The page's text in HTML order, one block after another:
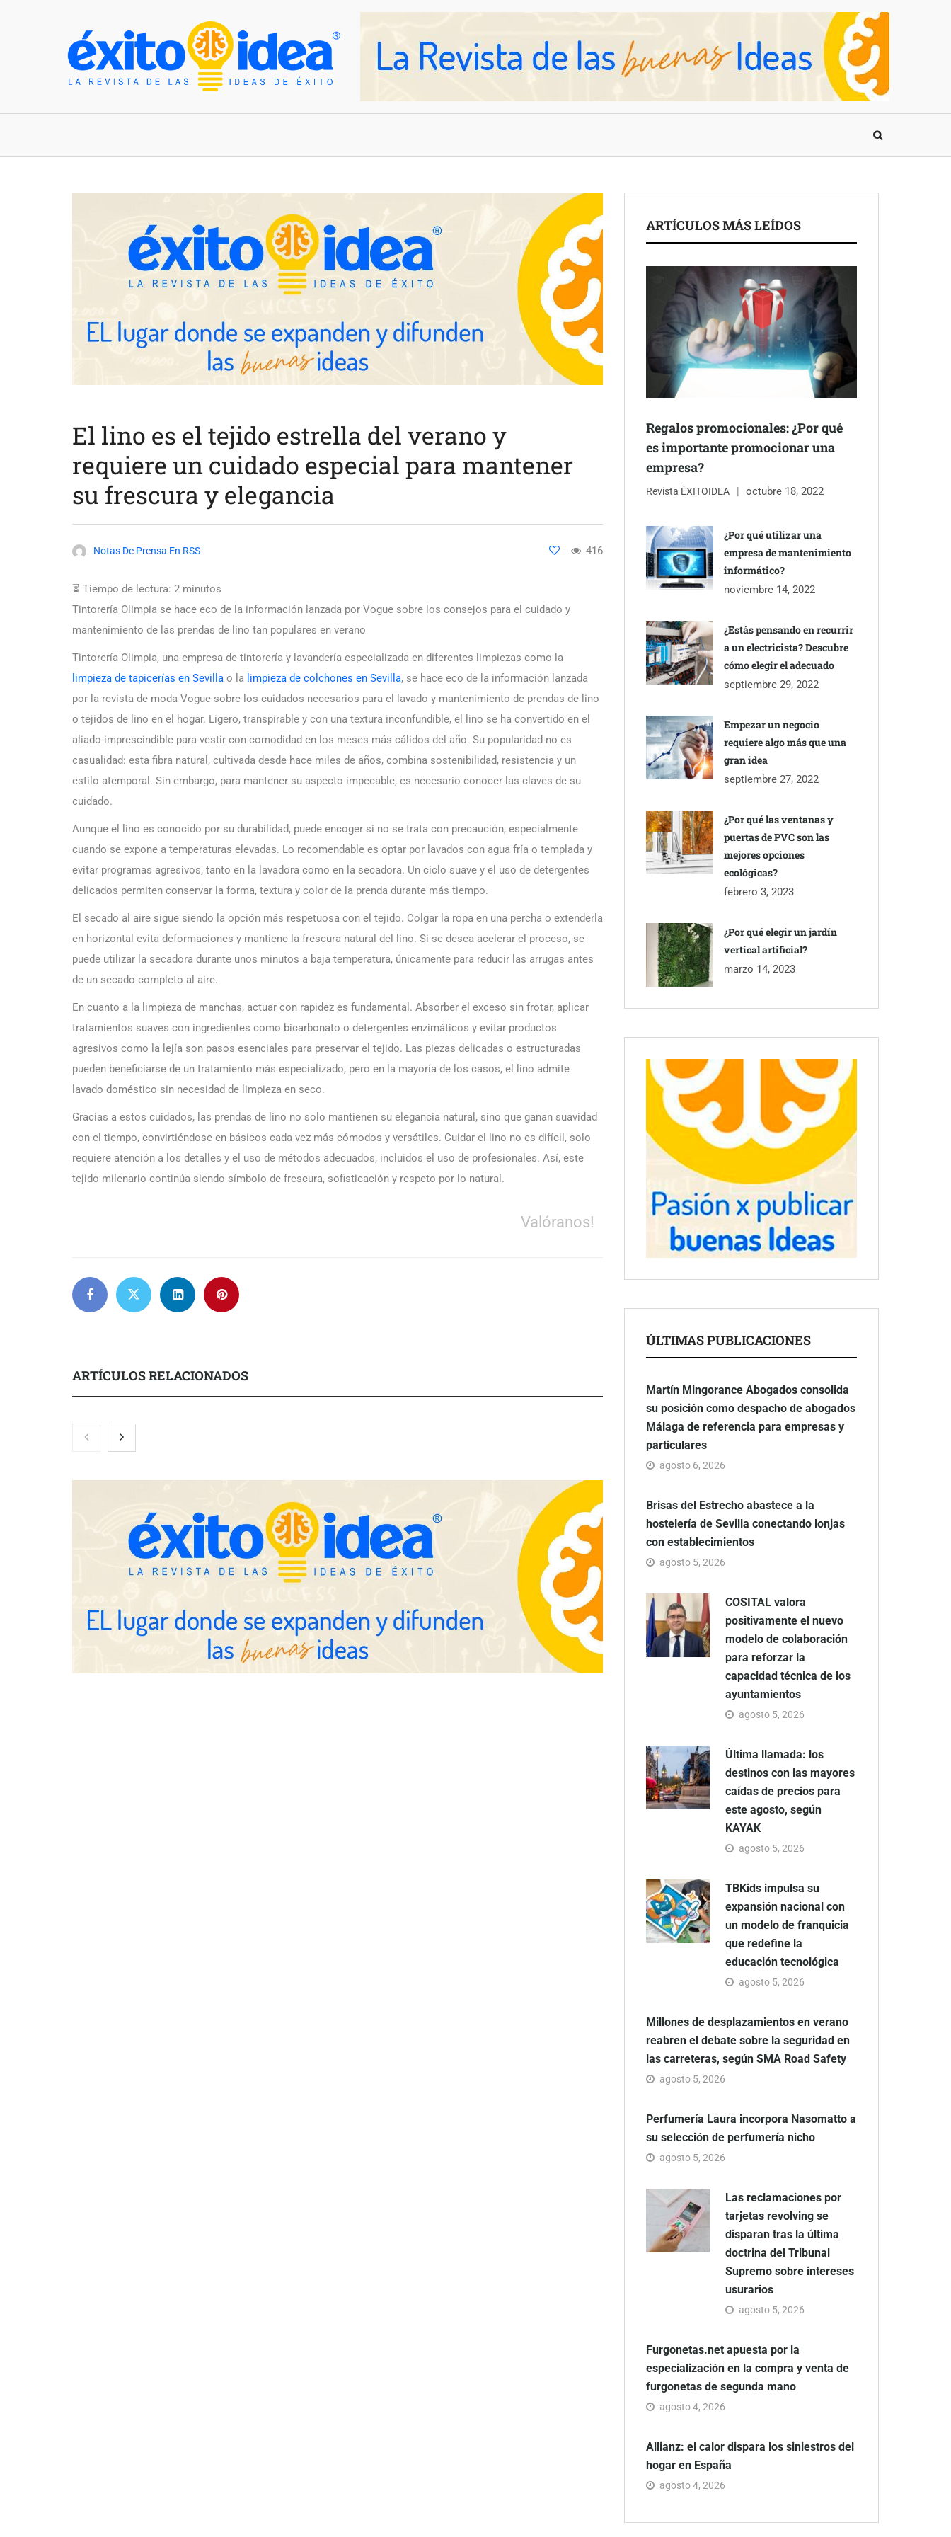
El lino es el tejido estrella del verano y
requiere un cuidado especial para mantener
su frescura y elegancia
Notas De Prensa En RSS 416
⏳ Tiempo de lectura: 2 minutos
Tintorería Olimpia se hace eco de la información lanzada por Vogue sobre los consejos para el cuidado y
mantenimiento de las prendas de lino tan populares en verano
Tintorería Olimpia, una empresa de tintorería y lavandería especializada en diferentes limpiezas como la
limpieza de tapicerías en Sevilla o la limpieza de colchones en Sevilla, se hace eco de la información lanzada
por la revista de moda Vogue sobre los cuidados necesarios para el lavado y mantenimiento de prendas de lino
o tejidos de lino en el hogar. Ligero, transpirable y con una textura inconfundible, el lino se ha convertido en el
aliado imprescindible para vestir con comodidad en los meses más cálidos del año. Su popularidad no es
casualidad: esta fibra natural, cultivada desde hace miles de años, combina sostenibilidad, resistencia y un
estilo atemporal. Sin embargo, para mantener su aspecto impecable, es necesario conocer las claves de su
cuidado.
Aunque el lino es conocido por su durabilidad, puede encoger si no se trata con precaución, especialmente
cuando se expone a temperaturas elevadas. Lo recomendable es optar por lavados con agua fría o templada y
evitar programas agresivos, tanto en la lavadora como en la secadora. Un ciclo suave y el uso de detergentes
delicados permiten conservar la forma, textura y color de la prenda durante más tiempo.
El secado al aire sigue siendo la opción más respetuosa con el tejido. Colgar la ropa en una percha o extenderla
en horizontal evita deformaciones y mantiene la frescura natural del lino. Si se desea acelerar el proceso, se
puede utilizar la secadora durante unos minutos a baja temperatura, únicamente para reducir las arrugas antes
de un secado completo al aire.
En cuanto a la limpieza de manchas, actuar con rapidez es fundamental. Absorber el exceso sin frotar, aplicar
tratamientos suaves con ingredientes como bicarbonato o detergentes enzimáticos y evitar productos
agresivos como la lejía son pasos esenciales para preservar el tejido. Las piezas delicadas o estructuradas
pueden beneficiarse de un tratamiento más especializado, pero en la mayoría de los casos, el lino admite
lavado doméstico sin necesidad de limpieza en seco.
Gracias a estos cuidados, las prendas de lino no solo mantienen su elegancia natural, sino que ganan suavidad
con el tiempo, convirtiéndose en básicos cada vez más cómodos y versátiles. Cuidar el lino no es difícil, solo
requiere atención a los detalles y el uso de métodos adecuados, incluidos el uso de profesionales. Así, este
tejido milenario continúa siendo símbolo de frescura, sofisticación y respeto por lo natural.
Valóranos!
ARTÍCULOS RELACIONADOS
Martín Mingorance Abogados
consolida su posición como
COSITAL valora positivamente el
nuevo modelo de colaboración
para reforzar la capacidad técnica
de los ayuntamientos
Millones de desplazamientos en
verano reabren el debate sobre la
seguridad en las carreteras, según
ARTÍCULOS MÁS LEÍDOS
Regalos promocionales: ¿Por qué
es importante promocionar una
empresa?
Revista ÉXITOIDEA octubre 18, 2022
¿Por qué utilizar una
empresa de mantenimiento
informático?
noviembre 14, 2022
¿Estás pensando en recurrir
a un electricista? Descubre
cómo elegir el adecuado
septiembre 29, 2022
Empezar un negocio
requiere algo más que una
gran idea
septiembre 27, 2022
¿Por qué las ventanas y
puertas de PVC son las
mejores opciones
ecológicas?
febrero 3, 2023
¿Por qué elegir un jardín
vertical artificial?
marzo 14, 2023
ÚLTIMAS PUBLICACIONES
Martín Mingorance Abogados consolida
su posición como despacho de abogados
Málaga de referencia para empresas y
particulares
agosto 6, 2026
Brisas del Estrecho abastece a la
hostelería de Sevilla conectando lonjas
con establecimientos
agosto 5, 2026
COSITAL valora
positivamente el nuevo
modelo de colaboración
para reforzar la
capacidad técnica de los
ayuntamientos
agosto 5, 2026
Última llamada: los
destinos con las mayores
caídas de precios para
este agosto, según
KAYAK
agosto 5, 2026
TBKids impulsa su
expansión nacional con
un modelo de franquicia
que redefine la
educación tecnológica
agosto 5, 2026
Millones de desplazamientos en verano
reabren el debate sobre la seguridad en
las carreteras, según SMA Road Safety
agosto 5, 2026
Perfumería Laura incorpora Nasomatto a
su selección de perfumería nicho
agosto 5, 2026
Las reclamaciones por
tarjetas revolving se
disparan tras la última
doctrina del Tribunal
Supremo sobre intereses
usurarios
agosto 5, 2026
Furgonetas.net apuesta por la
especialización en la compra y venta de
furgonetas de segunda mano
agosto 4, 2026
Allianz: el calor dispara los siniestros del
hogar en España
agosto 4, 2026